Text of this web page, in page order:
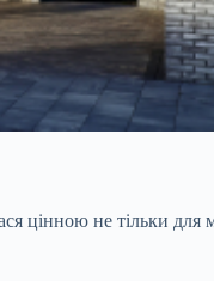
цінною не тільки